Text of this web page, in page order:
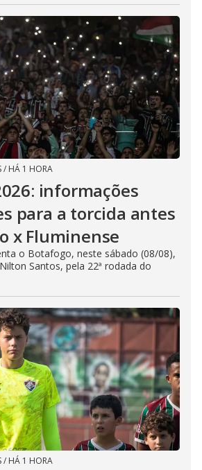
/ HÁ 1 HORA
informações
para a torcida antes
x Fluminense
o Botafogo, neste sábado (08/08),
Santos, pela 22ª rodada do
/ HÁ 1 HORA